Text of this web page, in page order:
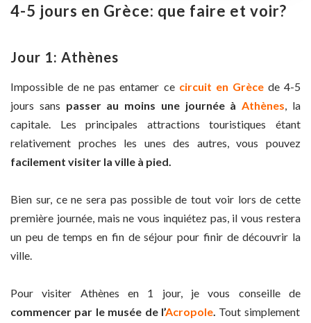
4-5 jours en Grèce: que faire et voir?
Jour 1: Athènes
Impossible de ne pas entamer ce circuit en Grècede 4-5
jours sans passer au moins une journée à Athènes , la
capitale. Les principales attractions touristiques étant
relativement proches les unes des autres, vous pouvez
facilement visiter la ville à pied.
Bien sur, ce ne sera pas possible de tout voir lors de cette
première journée, mais ne vous inquiétez pas, il vous restera
un peu de temps en fin de séjour pour finir de découvrir la
ville.
Pour visiter Athènes en 1 jour, je vous conseille de
commencer par le musée de l’Acropole. Tout simplement